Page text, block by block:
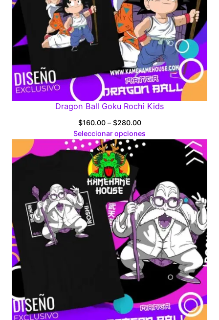
Dragon Ball Goku Rochi Kids
$160.00 – $280.00Price
range:
$160.00
Seleccionar opciones